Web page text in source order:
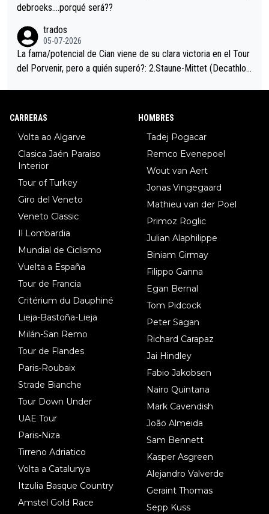
debroeks….porqué será??
trados
05-07-2026
La fama/potencial de Cian viene de su clara victoria en el Tour
del Porvenir, pero a quién superó?: 2.Staune-Mittet (Decathlon,
8.Lenny Martinez (Bahrein), 9. Van Belle (Visma), 10. Vacek (Li
CARRERAS
Volta ao Algarve
Clasica Jaén Paraiso
Interior
Tour of Turkey
Giro del Veneto
Veneto Classic
Il Lombardia
Mundial de Ciclismo
Vuelta a España
Tour de Francia
Critérium du Dauphiné
Lieja-Bastoña-Lieja
Milán-San Remo
Tour de Flandes
Paris-Roubaix
Strade Bianche
Tour Down Under
UAE Tour
Paris-Niza
Tirreno Adriatico
Volta a Catalunya
Itzulia Basque Country
Amstel Gold Race
HOMBRES
Tadej Pogacar
Remco Evenepoel
Wout van Aert
Jonas Vingegaard
Mathieu van der Poel
Primoz Roglic
Julian Alaphilippe
Biniam Girmay
Filippo Ganna
Egan Bernal
Tom Pidcock
Peter Sagan
Richard Carapaz
Jai Hindley
Fabio Jakobsen
Nairo Quintana
Mark Cavendish
João Almeida
Sam Bennett
Kasper Asgreen
Alejandro Valverde
Geraint Thomas
Sepp Kuss